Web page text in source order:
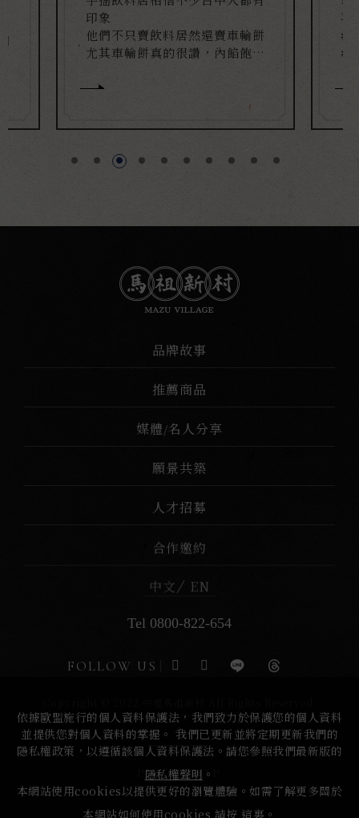
印象
他們不只賣飲料居然還賣車輪餅
尤其車輪餅真的很讚，內餡飽滿
#shengyaohsu_推薦
喜
#
品牌故事
推薦商品
媒體/名人分享
願景共築
人才招募
合作邀約
中文 EN
Tel 0800-822-654
FOLLOW US
PAGE TOP
依據歐盟施行的個人資料保護法，我們致力於保護您的個人資料
並提供您對個人資料的掌握。 我們已更新並將定期更新我們的
隱私權政策，以遵循該個人資料保護法。請您參照我們最新版的
隱私權聲明 。
本網站使用cookies以提供更好的瀏覽體驗。如需了解更多關於
本網站如何使用cookies 請按 這裏 。